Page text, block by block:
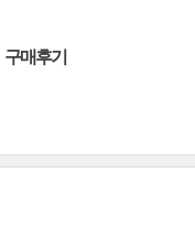
구매후기